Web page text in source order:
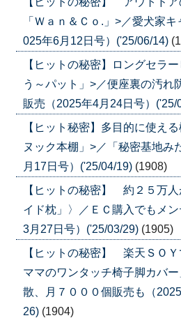
「Ｗａｎ＆Ｃｏ.」>／愛犬家
025年6月12日号）('25/06/14)
【ヒットの秘密】ロングセラ
う～パット」>／便座裏の汚れ
販売（2025年4月24日号）('25/
【ヒット秘密】多目的に使え
ヌック本棚」>／「秘密基地み
月17日号）('25/04/19) (1908)
【ヒットの秘密】 約２５万
イド枕」〉／ＥＣ購入でもメ
3月27日号）('25/03/29) (1905)
【ヒットの秘密】 楽天ＳＯ
ママのワンタッチ椅子脚カバ
散、月７０００個販売も（
26) (1904)